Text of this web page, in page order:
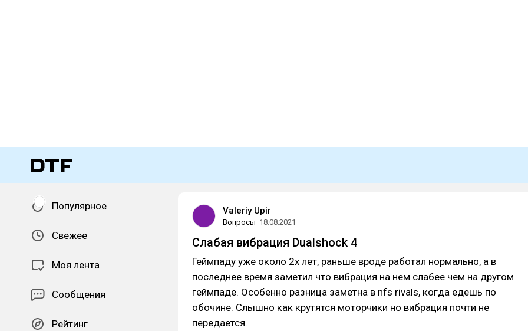
Популярное
Свежее
Моя лента
Сообщения
Рейтинг
Valeriy Upir
Вопросы 18.08.2021
Слабая вибрация Dualshock 4
Геймпаду уже около 2х лет, раньше вроде работал нормально, а в
последнее время заметил что вибрация на нем слабее чем на другом
геймпаде. Особенно разница заметна в nfs rivals, когда едешь по
обочине. Слышно как крутятся моторчики но вибрация почти не
передается.